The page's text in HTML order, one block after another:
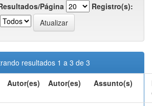
Página
Registro(s):
resultados 1 a 3 de 3
Autor(es) Autor(es) Assunto(s)